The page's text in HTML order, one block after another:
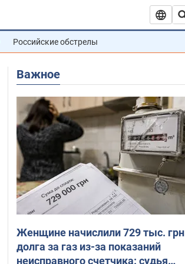
Российские обстрелы
Важное
Женщине начислили 729 тыс. грн
долга за газ из-за показаний
неисправного счетчика: судья